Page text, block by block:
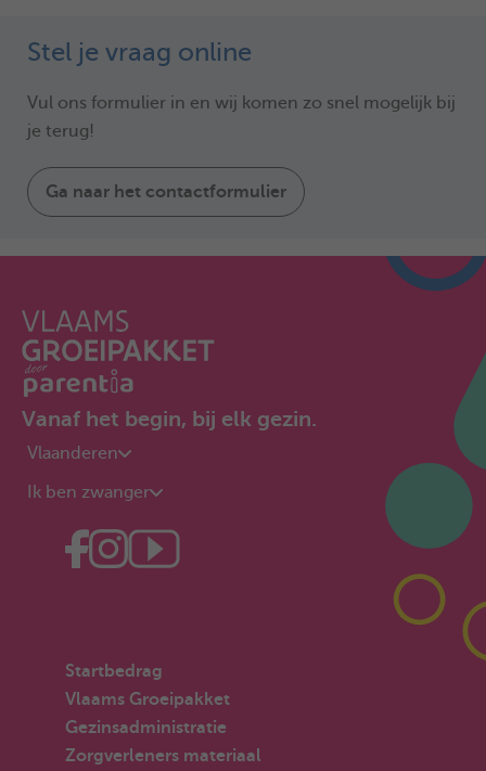
Stel je vraag online
Vul ons formulier in en wij komen zo snel mogelijk bij
je terug!
Ga naar het contactformulier
Vanaf het begin, bij elk gezin.
Vlaanderen
Ik ben zwanger
Startbedrag
Vlaams Groeipakket
Gezinsadministratie
Zorgverleners materiaal